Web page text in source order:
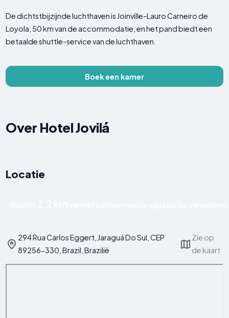
De dichtstbijzijnde luchthaven is Joinville-Lauro Carneiro de
Loyola, 50 km van de accommodatie, en het pand biedt een
betaalde shuttle-service van de luchthaven.
Boek een kamer
Over Hotel Jovilá
Locatie
294 Rua Carlos Eggert, Jaraguá Do Sul, CEP
89256-330, Brazil, Brazilië
Zie op
de kaart